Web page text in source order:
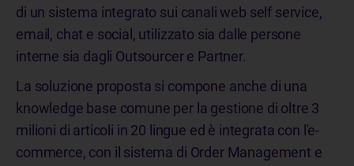
di un sistema integrato sui canali web self service,
email, chat e social, utilizzato sia dalle persone
interne sia dagli Outsourcer e Partner.
La soluzione proposta si compone anche di una
knowledge base comune per la gestione di oltre 3
milioni di articoli in 20 lingue ed è integrata con l'e-
commerce, con il sistema di Order Management e